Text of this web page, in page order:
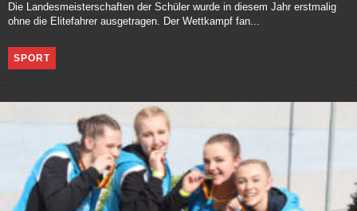
Die Landesmeisterschaften der Schüler wurde in diesem Jahr erstmalig
ohne die Elitefahrer ausgetragen. Der Wettkampf fan...
SPORT